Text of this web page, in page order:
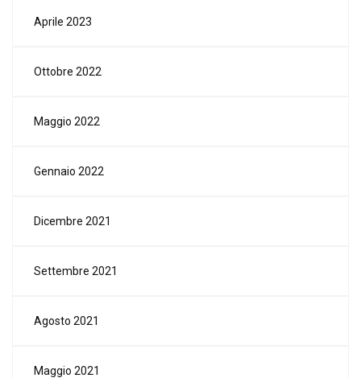
Aprile 2023
Ottobre 2022
Maggio 2022
Gennaio 2022
Dicembre 2021
Settembre 2021
Agosto 2021
Maggio 2021